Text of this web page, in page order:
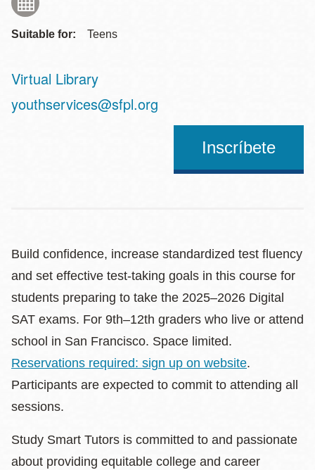
Suitable for: Teens
Virtual Library
Address
youthservices@sfpl.org
Inscríbete
Build confidence, increase standardized test fluency
and set effective test-taking goals in this course for
students preparing to take the 2025–2026 Digital
SAT exams. For 9th–12th graders who live or attend
school in San Francisco. Space limited.
Reservations required: sign up on website.
Participants are expected to commit to attending all
sessions.
Study Smart Tutors is committed to and passionate
about providing equitable college and career